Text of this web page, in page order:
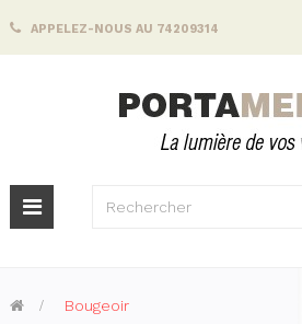
APPELEZ-NOUS AU 74209314
Basculer
la
> Bougeoir